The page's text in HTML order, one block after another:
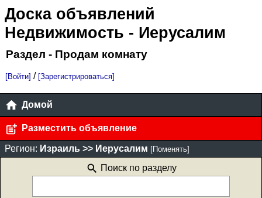
Доска объявлений
Недвижимость - Иерусалим
Раздел - Продам комнату
[Войти] / [Зарегистрироваться]
Домой
Разместить объявление
Регион: Израиль >> Иерусалим [Поменять]
Поиск по разделу